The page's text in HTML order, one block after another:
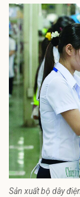
Sản xuất bộ dây